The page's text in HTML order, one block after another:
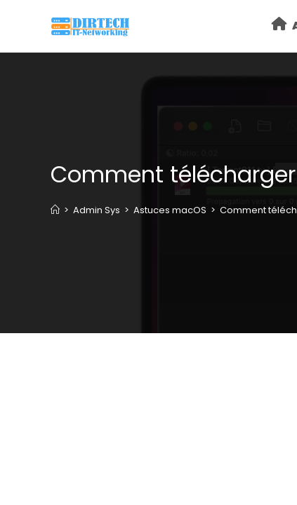
Comment
> Admin Sys > Astuces macOS > Comment